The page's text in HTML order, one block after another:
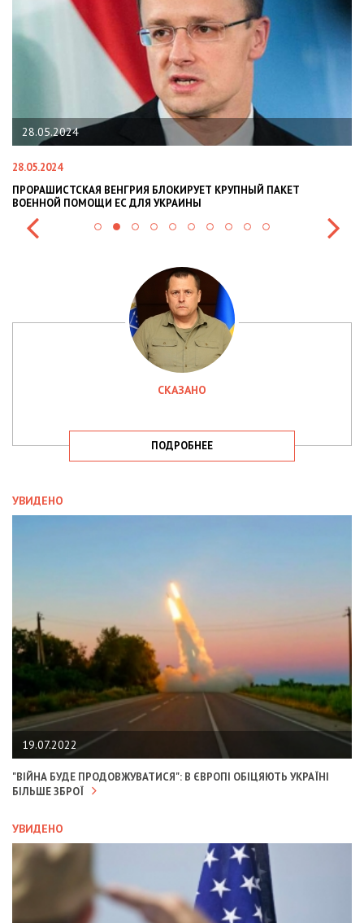
ВЕНГРИЯ БЛОКИРУЕТ КРУПНЫЙ ПАКЕТ
ПОМОЩИ ЕС ДЛЯ УКРАИНЫ
СКАЗАНО
ПОДРОБНЕЕ
УВИДЕНО
19.07.2022
"ВІЙНА БУДЕ ПРОДОВЖУВАТИСЯ": В ЄВРОПІ ОБІЦЯЮТЬ УКРАЇНІ
БІЛЬШЕ ЗБРОЇ
УВИДЕНО